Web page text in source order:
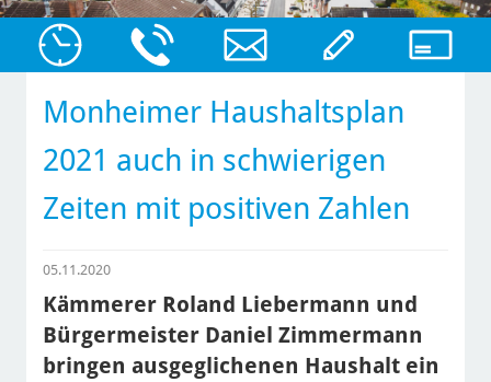
Monheimer Haushaltsplan
2021 auch in schwierigen
Zeiten mit positiven Zahlen
05.11.2020
Kämmerer Roland Liebermann und
Bürgermeister Daniel Zimmermann
bringen ausgeglichenen Haushalt ein